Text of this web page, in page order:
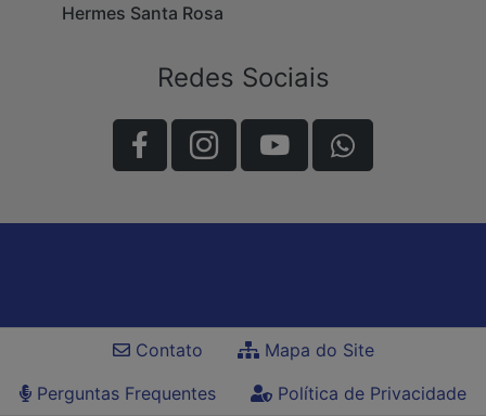
Hermes Santa Rosa
Redes Sociais
Contato
Mapa do Site
Perguntas Frequentes
Política de Privacidade